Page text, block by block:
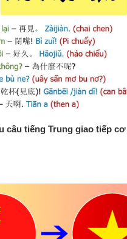
câu tiếng Trung giao tiếp